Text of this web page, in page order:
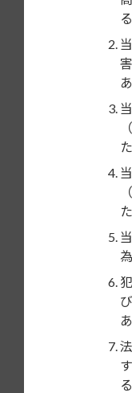
ミニ／ミニ クラ
ーペ／ミニ ロード